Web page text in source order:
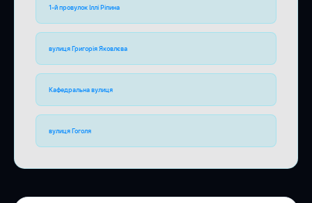
1-й провулок Іллі Ріпина
вулиця Григорія Яковлєва
Кафедральна вулиця
вулиця Гоголя